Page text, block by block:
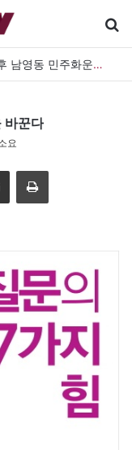
유가협 창립 40주년 기념식…12일 오후 남영동 민주화운동기념관
바꾼다
요
이메일